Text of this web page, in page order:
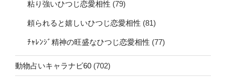
粘り強いひつじ恋愛相性 (79)
頼られると嬉しいひつじ恋愛相性 (81)
ﾁｬﾚﾝｼﾞ精神の旺盛なひつじ恋愛相性 (77)
動物占いキャラナビ60 (702)